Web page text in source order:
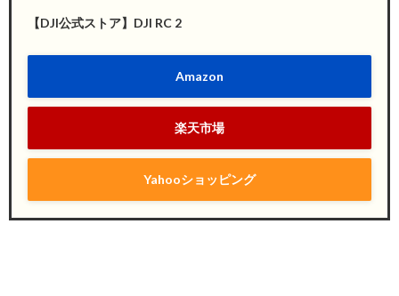
【DJI公式ストア】DJI RC 2
Amazon
楽天市場
Yahooショッピング